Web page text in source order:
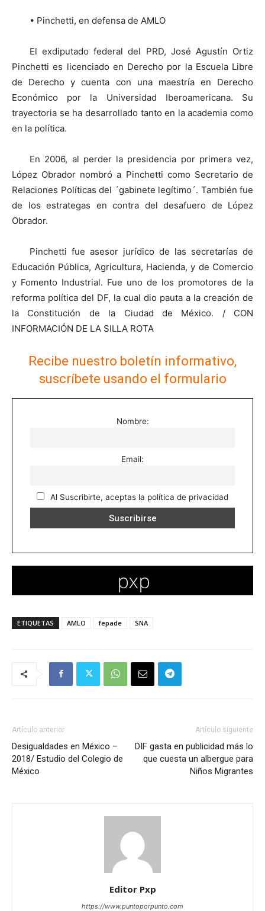
• Pinchetti, en defensa de AMLO
El exdiputado federal del PRD, José Agustín Ortiz
Pinchetti es licenciado en Derecho por la Escuela Libre
de Derecho y cuenta con una maestría en Derecho
Económico por la Universidad Iberoamericana. Su
trayectoria se ha desarrollado tanto en la academia como
en la política.
En 2006, al perder la presidencia por primera vez,
López Obrador nombró a Pinchetti como Secretario de
Relaciones Políticas del ´gabinete legítimo´. También fue
de los estrategas en contra del desafuero de López
Obrador.
Pinchetti fue asesor jurídico de las secretarías de
Educación Pública, Agricultura, Hacienda, y de Comercio
y Fomento Industrial. Fue uno de los promotores de la
reforma política del DF, la cual dio pauta a la creación de
la Constitución de la Ciudad de México. / CON
INFORMACIÓN DE LA SILLA ROTA
Recibe nuestro boletín informativo,
suscríbete usando el formulario
Nombre:
Email:
Al Suscribirte, aceptas la política de privacidad
ETIQUETAS AMLO fepade SNA
Artículo anterior
Desigualdades en México –
2018/ Estudio del Colegio de
México
Artículo siguiente
DIF gasta en publicidad más lo
que cuesta un albergue para
Niños Migrantes
Editor Pxp
https://www.puntoporpunto.com